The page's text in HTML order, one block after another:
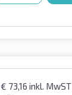
€ 73,16 inkl. MwST